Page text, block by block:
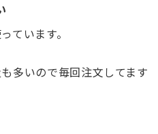
ています。
多いので毎回注文してます